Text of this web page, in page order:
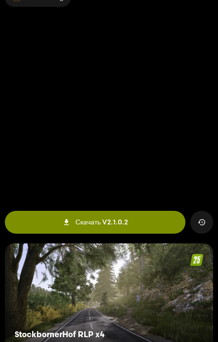
Скачать V2.1.0.2
StockbornerHof RLP x4